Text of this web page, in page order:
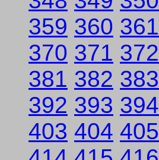
359 360 361
370 371 372
381 382 383
392 393 394
403 404 405